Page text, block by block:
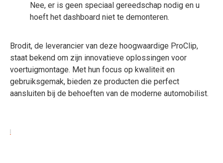
Nee, er is geen speciaal gereedschap nodig en u
hoeft het dashboard niet te demonteren.
Brodit, de leverancier van deze hoogwaardige ProClip,
staat bekend om zijn innovatieve oplossingen voor
voertuigmontage. Met hun focus op kwaliteit en
gebruiksgemak, bieden ze producten die perfect
aansluiten bij de behoeften van de moderne automobilist.